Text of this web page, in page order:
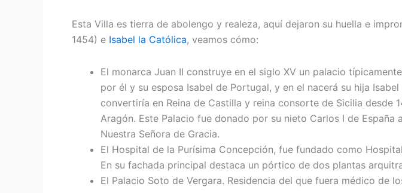
Esta Villa es tierra de abolengo y realeza, aquí dejaron su huella e
1454) e Isabel la Católica, veamos cómo:
El monarca Juan II construye en el siglo XV un palacio
por él y su esposa Isabel de Portugal, y en el nacerá su hija
convertiría en Reina de Castilla y reina consorte de Sicilia desde
Aragón. Este Palacio fue donado por su nieto Carlos I de
Nuestra Señora de Gracia.
El Hospital de la Purísima Concepción, fue fundado como
En su fachada principal destaca un pórtico de dos plantas
El Palacio Soto de Vergara. Residencia del que fuera médico de